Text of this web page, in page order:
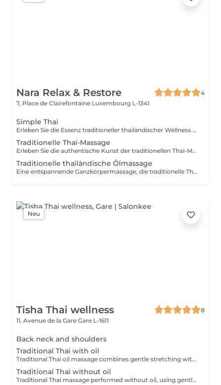
Nara Relax & Restore
4
7, Place de Clairefontaine Luxembourg L-1341
Simple Thai
Erleben Sie die Essenz traditioneller thailändischer Wellness in einem harmonischen Wohlfühlritual. Entwickelt, um den Körper zu entspannen, muskuläre Verspannungen zu lösen, die Durchblutung zu fördern und ein lang anhaltendes Gefühl von Balance und Wohlbefinden zu schenken. Enthalten sind: Traditionelle Thai-Ölmassage 90 Min. Thai-Fußreflexzonenmassage 45 Min.
Traditionelle Thai-Massage
Erleben Sie die authentische Kunst der traditionellen Thai-Massage eine Ganzkörperbehandlung ohne Öl, die Akupressur, Dehnungen und rhythmische Drucktechniken kombiniert. Ideal zur Lösung von Muskelverspannungen, zur Verbesserung der Beweglichkeit, zur Förderung der Durchblutung und für ein nachhaltiges Gefühl von Entspannung und Wohlbefinden.
Traditionelle thailändische Ölmassage
Eine entspannende Ganzkörpermassage, die traditionelle Thai-Massagetechniken mit hochwertigen natürlichen Ölen kombiniert. Sanfte Drucktechniken und fließende Bewegungen helfen, Muskelverspannungen zu lösen, die Durchblutung zu fördern, Stress abzubauen und Körper sowie Geist nachhaltig zu entspannen.
Neu
Tisha Thai wellness
8
11, Avenue de la Gare Gare L-1611
Back neck and shoulders
Traditional Thai with oil
Traditional Thai oil massage combines gentle stretching with flowing massage techniques using warm oil to ease muscle tension, improve circulation, and promote deep relaxation.
Traditional Thai without oil
Traditional Thai massage performed without oil, using gentle stretching and acupressure techniques to relieve muscle tension, improve flexibility, and promote deep relaxation.